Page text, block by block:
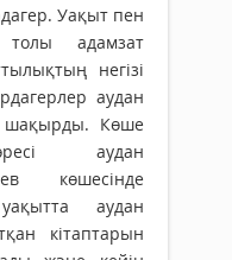
Уақыт пен
толы адамзат
негізі
аудан
шақырды. Көше
аудан
көшесінде
аудан
кітаптарын